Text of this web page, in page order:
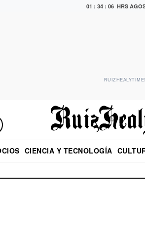
01 : 34 : 07 HRS
CIENCIA Y TECNOLOGÍA